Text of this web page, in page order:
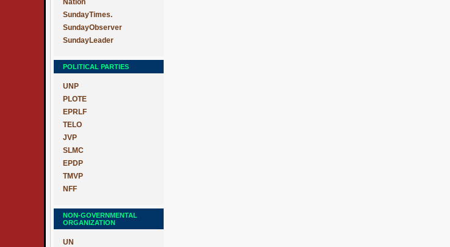
Nation
SundayTimes.
SundayObserver
SundayLeader
POLITICAL PARTIES
UNP
PLOTE
EPRLF
TELO
JVP
SLMC
EPDP
TMVP
NFF
NON-GOVERNMENTAL
ORGANIZATION
UN